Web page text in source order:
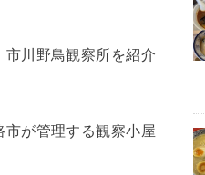
川野鳥観察所を紹介
が管理する観察小屋